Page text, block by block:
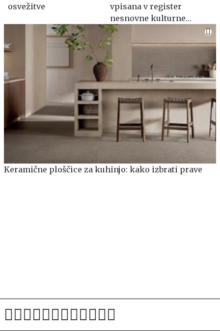
osvežitve
vpisana v register
nesnovne kulturne
dediščine
Keramične ploščice za kuhinjo: kako izbrati prave